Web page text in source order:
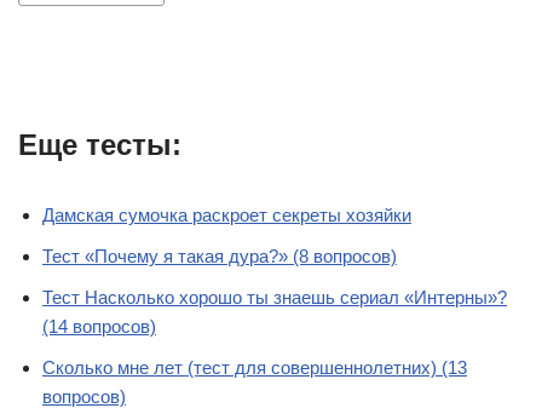
Еще тесты:
Дамская сумочка раскроет секреты хозяйки
Тест «Почему я такая дура?» (8 вопросов)
Тест Насколько хорошо ты знаешь сериал «Интерны»?
(14 вопросов)
Сколько мне лет (тест для совершеннолетних) (13
вопросов)